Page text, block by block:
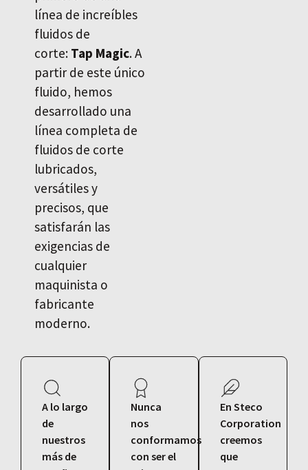
línea de increíbles
fluidos de
corte: Tap Magic. A
partir de este único
fluido, hemos
desarrollado una
línea completa de
fluidos de corte
lubricados,
versátiles y
precisos, que
satisfarán las
exigencias de
cualquier
maquinista o
fabricante
moderno.
A lo largo
de
nuestros
más de
Nunca
nos
conformamos
con ser el
En Steco
Corporation
creemos
que